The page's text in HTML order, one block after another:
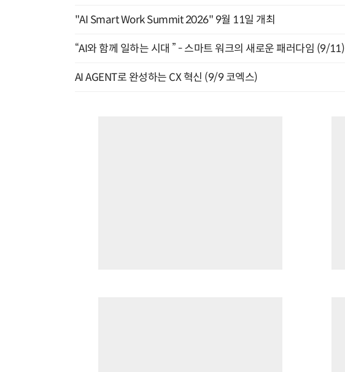
"AI Smart Work Summit 2026" 9월 11일 개최
“AI와 함께 일하는 시대 ” - 스마트 워크의 새로운 패러다임 (9/11)
AI AGENT로 완성하는 CX 혁신 (9/9 코엑스)